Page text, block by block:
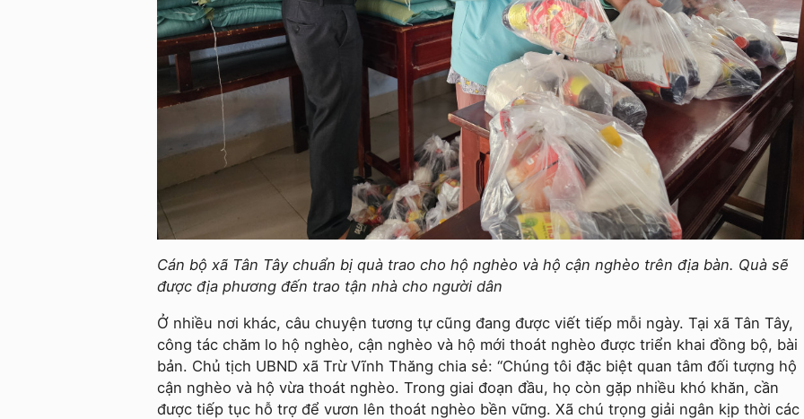
Cán bộ xã Tân Tây chuẩn bị quà trao cho hộ nghèo và hộ cận nghèo trên địa bàn. Quà sẽ
được địa phương đến trao tận nhà cho người dân
Ở nhiều nơi khác, câu chuyện tương tự cũng đang được viết tiếp mỗi ngày. Tại xã Tân Tây,
công tác chăm lo hộ nghèo, cận nghèo và hộ mới thoát nghèo được triển khai đồng bộ, bài
bản. Chủ tịch UBND xã Trừ Vĩnh Thăng chia sẻ: “Chúng tôi đặc biệt quan tâm đối tượng hộ
cận nghèo và hộ vừa thoát nghèo. Trong giai đoạn đầu, họ còn gặp nhiều khó khăn, cần
được tiếp tục hỗ trợ để vươn lên thoát nghèo bền vững. Xã chú trọng giải ngân kịp thời các